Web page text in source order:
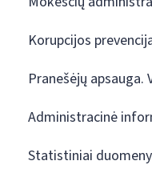
Korupcijos
Pranešėjų apsauga.
Administracinė
Statistiniai